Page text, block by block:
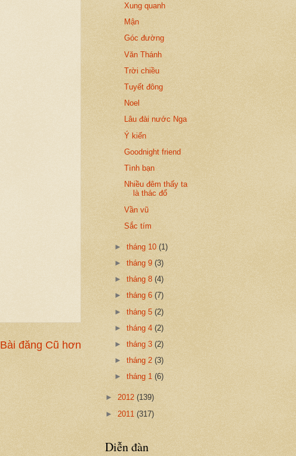
Bài đăng Cũ hơn
Xung quanh
Mận
Góc đường
Văn Thánh
Trời chiều
Tuyết đông
Noel
Lâu đài nước Nga
Ý kiến
Goodnight friend
Tình bạn
Nhiều đêm thấy ta
là thác đổ
Vần vũ
Sắc tím
►tháng 10(1)
►tháng 9(3)
►tháng 8(4)
►tháng 6(7)
►tháng 5(2)
►tháng 4(2)
►tháng 3(2)
►tháng 2(3)
►tháng 1(6)
► 2012 (139)
► 2011 (317)
Diễn đàn